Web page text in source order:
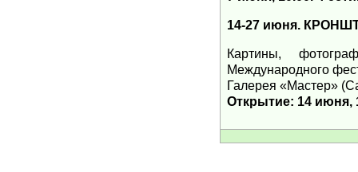
14-27 июня.
Картины,
Международного
Галерея «Мастер»
Открытие: 14 июня,